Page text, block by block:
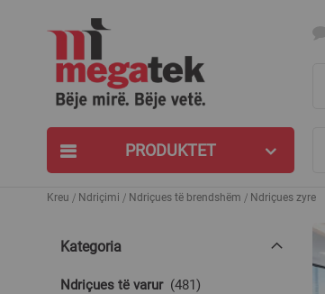
PRODUKTET
Kreu Ndriçimi Ndriçues të brendshëm Ndriçues zyre
Kategoria
Ndriçues të varur 481produkte